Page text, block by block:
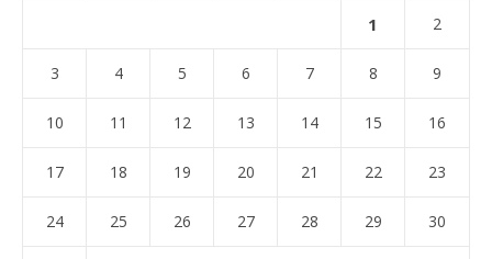
1 2
3 4 5 6 7 8 9
10 11 12 13 14 15 16
17 18 19 20 21 22 23
24 25 26 27 28 29 30